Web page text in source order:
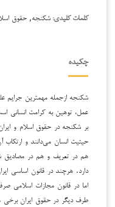
کلمات کلیدی: شکنجه, حقوق
چکیده
شکنجه ازجمله مهمترین جرایم
عمل، توهین به کرامت انسانی
بر شکنجه در حقوق اسلام و
حیثیت انسان می‌دانند و
هم در تعریف و هم در مصادیق
دارد. هرچند در قانون اساسی
اما در قانون مجازات اسلامی
طرف دیگر در حقوق ایران